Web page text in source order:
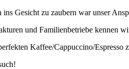
Gesicht zu zaubern war unser
und Familienbetriebe kennen
Kaffee/Cappuccino/